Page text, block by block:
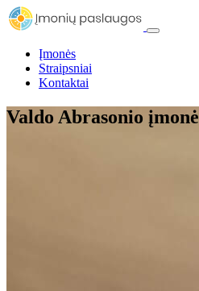
Įmonės
Straipsniai
Kontaktai
Valdo Abrasonio įmonė